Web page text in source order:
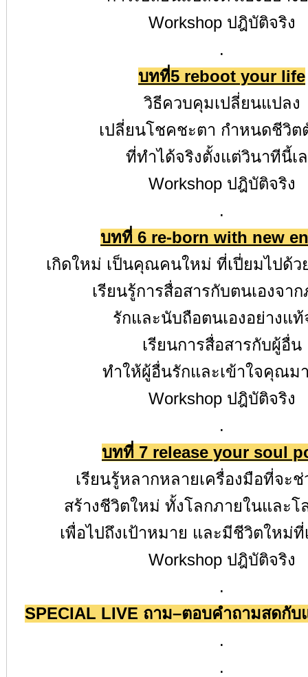
Workshop ปฎิบัติจริง
.
บทที่5 reboot your life
วิธีควบคุมเปลี่ยนแปลง
เปลี่ยนโชคชะตา กำหนดชีวิต
ที่ทำได้จริงตั้งแต่วินาทีนี้เ
Workshop ปฎิบัติจริง
.
บทที่ 6 re-born with new
เกิดใหม่ เป็นคุณคนใหม่ ที่เปี่ยมไปด้ว
เรียนรู้การสื่อสารกับตนเองจา
รักและนับถือตนเองอย่างแท้
เรียนการสื่อสารกับผู้อื่น
ทำให้ผู้อื่นรักและเข้าใจคุณม
Workshop ปฎิบัติจริง
.
บทที่ 7 release your soul
เรียนรู้หลากหลายเครื่องมือที่จะ
สร้างชีวิตใหม่ ทั้งโลกภายในและโ
เพื่อไปถึงเป้าหมาย และมีชีวิตใหม่ที่
Workshop ปฎิบัติจริง
.
SPECIAL LIVE ถาม–ตอบคำถามสดกับ
.
.